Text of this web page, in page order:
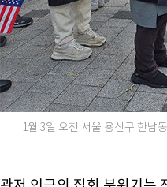
1월 3일 오전 서울 용산구 한남